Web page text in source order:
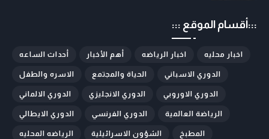
:::أقسام الموقع :::
أحداث الساعه أهم الأخبار اخبار الرياضه اخبار محليه
الاسره والطفل الحياة والمجتمع الدوري الاسباني
الدوري الالماني الدوري الانجليزي الدوري الاوروبي
الدوري الايطالي الدوري الفرنسي الرياضة العالمية
الرياضه المحليه الشؤون الاسرائيلية المطبخ